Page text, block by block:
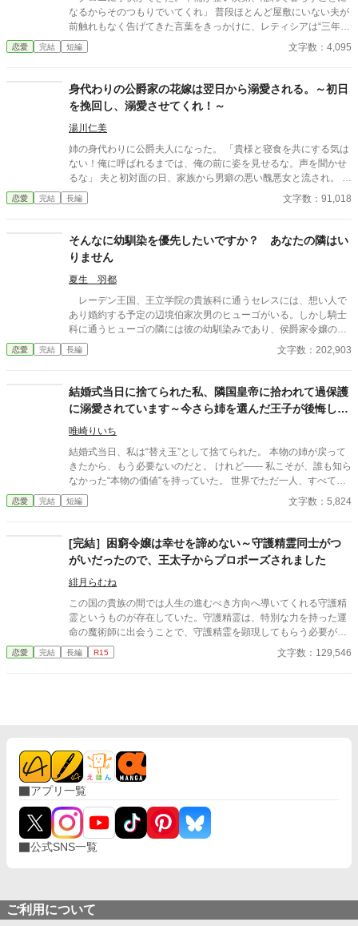
なるからそのつもりでいてくれ」 普段ほとんど屋敷にいない夫が
前触れもなく告げてきた言葉をきっかけに、レティシアは“三年
間”の契約を終わらせることにした。 赤の他人を屋敷に迎えるこ
とはしない。 不要なものに感情を砕く理由などない。 「だって、
切り捨ててしまいましょう。
恋愛 完結 短編 文字数：4,095
身代わりの公爵家の花嫁は翌日から溺愛される。～初日
を挽回し、溺愛させてくれ！～
湯川仁美
姉の身代わりに公爵夫人になった。 「貴様と寝食を共にする気は
ない！俺に呼ばれるまでは、俺の前に姿を見せるな。声を聞かせ
るな」 夫と初対面の日、家族から男癖の悪い醜悪女と流され。 公
爵である夫とから啖呵を切られたが。 翌日には誤解だと気づいた
公爵は花嫁に好意を持ち、挽回活動を開始。 地獄の番人こと閻魔
を贈り。話しかけるが、謝れない。 「愛しの妻。大切な妻。可愛
い妻」とは言えない。 一度、言った言葉を撤回するのは難しい。
そして妻は普通の令嬢とは違い、媚びず、ビクビク怯えもせず普
通に接してくれる。 徐々に距離を詰めていきましょう。 全力で真
摯に接し、謝罪を行い、ラブラブに到着するコメディ。 第二章か
ら口説きまくり。 第四章で完結です。 第五章に番外編を追加しま
した。
恋愛 完結 長編 文字数：91,018
そんなに幼馴染を優先したいですか？ あなたの隣はい
りません
夏生 羽都
レーデン王国、王立学院の貴族科に通うセレスには、想い人で
あり婚約する予定の辺境伯家次男のヒューゴがいる。しかし騎士
科に通うヒューゴの隣には彼の幼馴染みであり、侯爵家令嬢のニ
ーナがいつもいるのだった。 子爵家に後見をしてもらう事で学
院へ通っているセレスは、高位貴族であるニーナとヒューゴに強
た。 ヒューゴとの交流会の日、セレスはヒューゴと観るために
両親が送ってくれた歌劇のチケットを用意していたのだが、ヒュ
ーゴに付いてきたニーナにチケットを強請られてしまう。 「ニー
ナに譲ってくれないか？」ヒューゴのひと事でチケットを譲る事
になり、帰りの馬車がないセレスは徒歩で帰る事になる。日が落
ちかける街の中を歩くセレスは、帰り道が分からずに迷子になっ
てしまう。そんなセレスを偶然見かけて声をかけてくれたのが、
帝国からの留学生でセレスと同じクラスのアルウィンだった。 ※
作者独自の世界観によって創作された物語です。細かな設定やス
べきではないと作者が判断いたしました感想につきましては却下
をさせていただいております。
恋愛 完結 長編 文字数：202,903
結婚式当日に捨てられた私、隣国皇帝に拾われて過保護
に溺愛されています～今さら姉を選んだ王子が後悔して
も手遅れです～
唯崎りいち
結婚式当日、私は“替え玉”として捨てられた。 本物の姉が戻って
きたから、もう必要ないのだと。 けれど—— 私こそが、誰も知ら
なかった“本物の価値”を持っていた。 世界でただ一人、すべてを
癒す力。 そして、その価値を知るただ一人の人が、皇帝となって
私を迎えに来る。 これは、すべてを失った少女が、本当に必要と
恋愛 完結 短編 文字数：5,824
[完結］困窮令嬢は幸せを諦めない～守護精霊同士がつ
がいだったので、王太子からプロポーズされました
緋月らむね
この国の貴族の間では人生の進むべき方向へ導いてくれる守護精
霊というものが存在していた。守護精霊は、特別な力を持った運
命の魔術師に出会うことで、守護精霊を顕現してもらう必要があ
った。 エイド子爵の娘ローザは、運命の魔術師に出会うことがで
きず、生活が困窮していた。そのため、定期的に子爵領の特産品
だけてとても嬉しいです、ありがとうございます〜
恋愛 完結 長編 R15 文字数：129,546
アプリ一覧
公式SNS一覧
ご利用について